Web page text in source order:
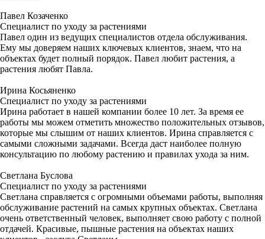
Павел Козаченко
Специалист по уходу за растениями
Павел один из ведущих специалистов отдела обслуживания.
Ему мы доверяем наших ключевых клиентов, знаем, что на
объектах будет полный порядок. Павел любит растения, а
растения любят Павла.
Ирина Косьяненко
Специалист по уходу за растениями
Ирина работает в нашей компании более 10 лет. За время ее
работы мы можем отметить множество положительных отзывов,
которые мы слышим от наших клиентов. Ирина справляется с
самыми сложными задачами. Всегда даст наиболее полную
консультацию по любому растению и правилах ухода за ним.
Светлана Буслова
Специалист по уходу за растениями
Светлана справляется с огромными объемами работы, выполняя
обслуживание растений на самых крупных объектах. Светлана
очень ответственный человек, выполняет свою работу с полной
отдачей. Красивые, пышные растения на объектах наших